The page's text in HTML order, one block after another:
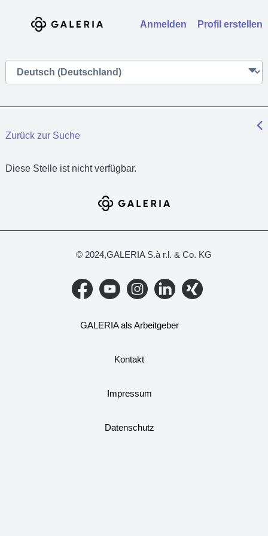
Anmelden Profil erstellen
Zurück zur Suche
Diese Stelle ist nicht verfügbar.
© 2024,GALERIA S.à r.l. & Co. KG
GALERIA als Arbeitgeber
Kontakt
Impressum
Datenschutz